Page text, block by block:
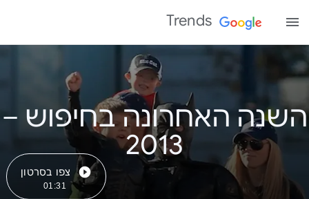
Trends
השנה האחרונה בחיפוש –
צפו בסרטון
01:31